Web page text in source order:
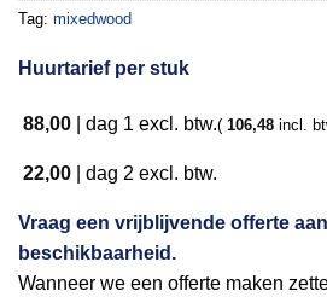
Tag: mixedwood
Huurtarief per stuk
88,00 dag 1 excl. btw.( 106,48 incl.
22,00 dag 2 excl. btw.
Vraag een vrijblijvende offerte
beschikbaarheid.
Wanneer we een offerte maken